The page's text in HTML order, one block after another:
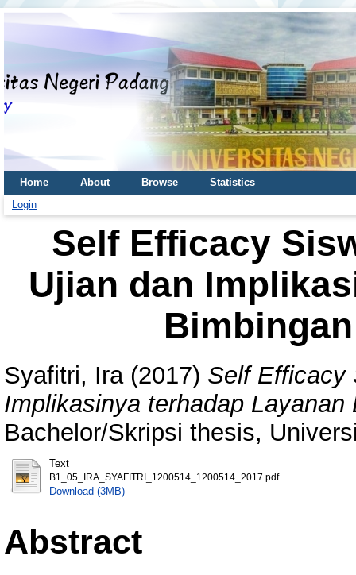
Home About Browse
Statistics
Login
Self Efficacy
Ujian dan
Syafitri, Ira(2017) Self Efficacy
Implikasinya terhadap
Bachelor/Skripsi thesis,
Text
B1_05_IRA_SYAFITRI_1200514_1200514_2017.pdf
Download (3MB)
Abstract